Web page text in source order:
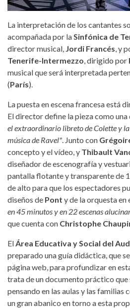
La interpretación de los cantantes
acompañada por laSinfónica de
director musical, Jordi Francés, y
Tenerife-Intermezzo, dirigido por
musical que será interpretada
(París).
La puesta en escena francesa está
El director define la pieza como una
el extraordinario libreto de Colette y
música de Ravel". Junto con
concepto y el vídeo, y Thibault
diseñador de escenografía y
pantalla flotante y transparente de
de alto para que los espectadores
diseños de Pont y de la orquesta en
en 45 minutos y en 22 escenas
que cuenta con Christophe
ElÁrea Educativa y Social del
preparado una guía didáctica, que
página web, para profundizar en
trata de un documento práctico que
pensando en las aulas y las
un gran abanico en torno a esta